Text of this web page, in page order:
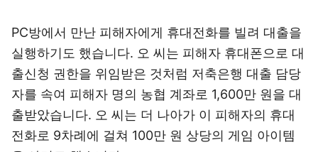
PC방에서 만난 피해자에게 휴대전화를 빌려 대출을
실행하기도 했습니다. 오 씨는 피해자 휴대폰으로 대
출신청 권한을 위임받은 것처럼 저축은행 대출 담당
자를 속여 피해자 명의 농협 계좌로 1,600만 원을 대
출받았습니다. 오 씨는 더 나아가 이 피해자의 휴대
전화로 9차례에 걸쳐 100만 원 상당의 게임 아이템